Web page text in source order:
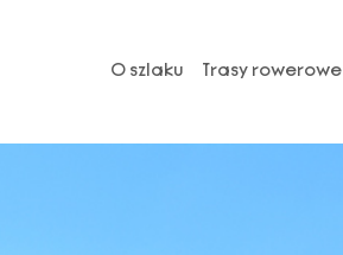
O szlaku Trasy rowerowe